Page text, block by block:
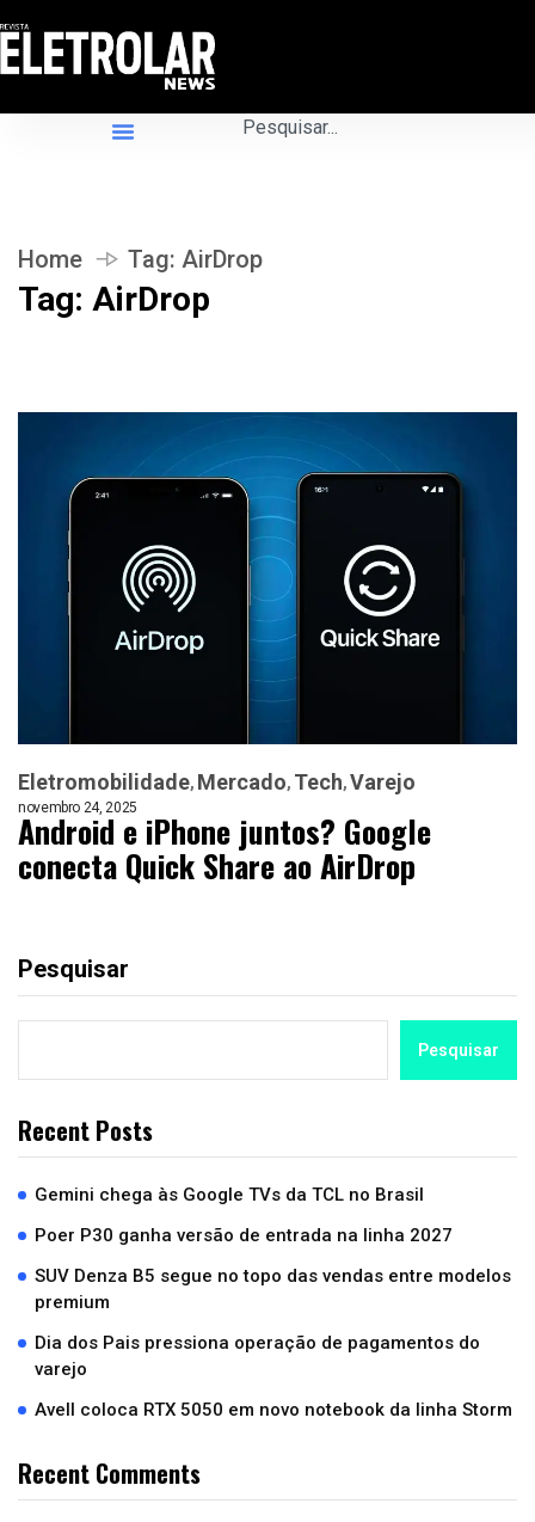
Home Tag: AirDrop
Tag: AirDrop
Eletromobilidade Mercado Tech Varejo
novembro 24, 2025
Android e iPhone juntos? Google
conecta Quick Share ao AirDrop
Pesquisar
Pesquisar
Recent Posts
Gemini chega às Google TVs da TCL no Brasil
Poer P30 ganha versão de entrada na linha 2027
SUV Denza B5 segue no topo das vendas entre modelos
premium
Dia dos Pais pressiona operação de pagamentos do
varejo
Avell coloca RTX 5050 em novo notebook da linha Storm
Recent Comments